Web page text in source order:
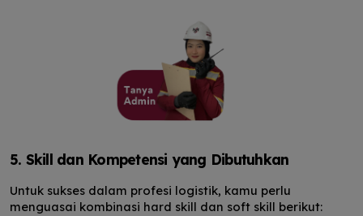
5. Skill dan Kompetensi yang Dibutuhkan
Untuk sukses dalam profesi logistik, kamu perlu
menguasai kombinasi hard skill dan soft skill berikut: